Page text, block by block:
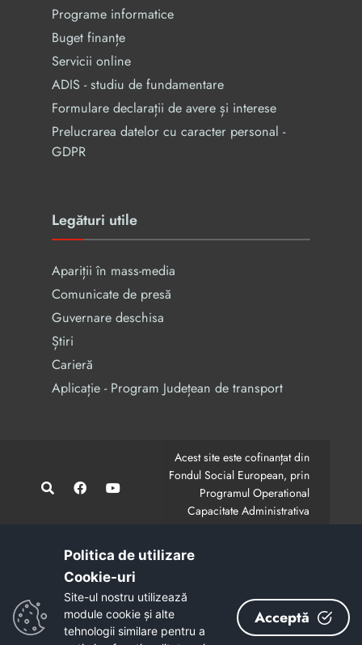
Programe informatice
Buget finanțe
Servicii online
ADIS - studiu de fundamentare
Formulare declarații de avere și interese
Prelucrarea datelor cu caracter personal -
GDPR
Legături utile
Apariții în mass-media
Comunicate de presă
Guvernare deschisa
Știri
Carieră
Aplicație - Program Județean de transport
Acest site este cofinanțat din
Fondul Social European, prin
Programul Operational
Capacitate Administrativa
CodMySmis/Sipoca: 128880/652;
Conținutul acestui site web nu reprezintă în mod
obligatoriu poziția oficială a Uniunii Europene.
Întreaga responsabilitate asupra corectitudinii și
coerenței informațiilor prezentate revine inițiatorilor site-
Politica de utilizare
Cookie-uri‎
Site-ul nostru utilizează
module cookie și alte
tehnologii similare pentru a
Acceptă